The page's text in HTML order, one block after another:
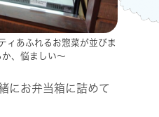
ィあふれるお惣菜が並びま
、悩ましい～
にお弁当箱に詰めて